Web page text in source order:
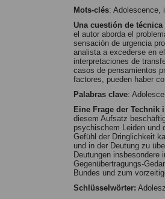
Mots-clés: Adolescence,
Una cuestión de
el autor aborda el
sensación de urgencia
analista a excederse en
interpretaciones de
casos de pensamientos
factores, pueden haber
Palabras clave:
Eine Frage der
diesem Aufsatz
psychischem Leiden und
Gefühl der Dringlichkeit
und in der Deutung zu
Deutungen insbesondere
Gegenübertragungs-
Bundes und zum
Schlüsselwörter: